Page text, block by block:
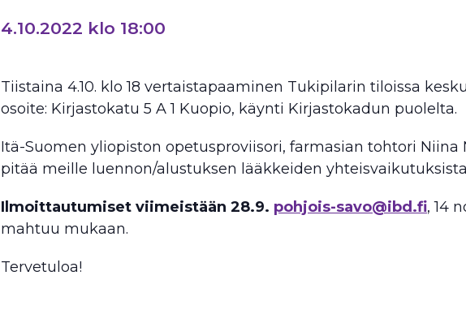
4.10.2022 klo 18:00
Tiistaina 4.10. klo 18 vertaistapaaminen Tukipilarin tiloissa
osoite: Kirjastokatu 5 A 1 Kuopio, käynti Kirjastokadun puolelta.
Itä-Suomen yliopiston opetusproviisori, farmasian tohtori Niina
pitää meille luennon/alustuksen lääkkeiden
Ilmoittautumiset viimeistään 28.9. pohjois-savo@ibd.fi, 14
mahtuu mukaan.
Tervetuloa!